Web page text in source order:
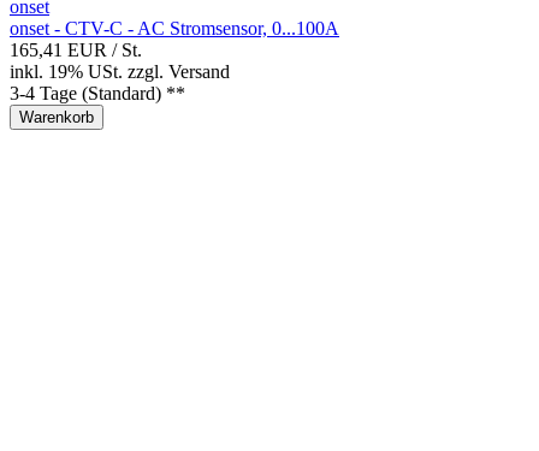
onset
onset - CTV-C - AC Stromsensor, 0...100A
165,41 EUR / St.
inkl. 19% USt. zzgl. Versand
3-4 Tage (Standard) **
Warenkorb